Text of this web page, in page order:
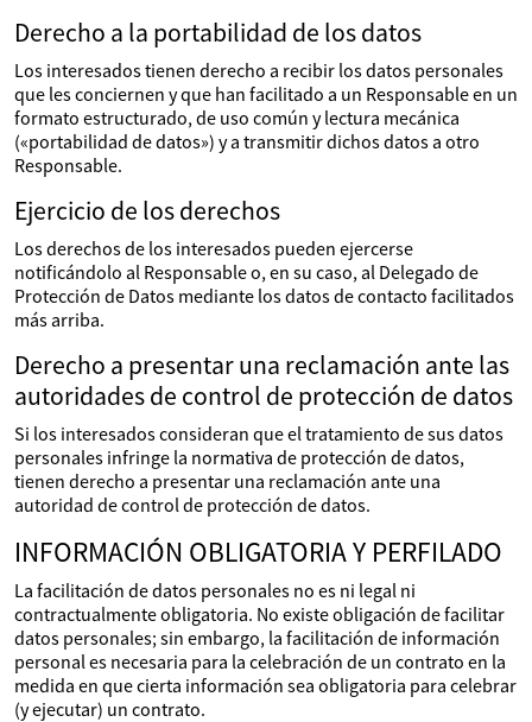
Derecho a la portabilidad de los datos
Los interesados tienen derecho a recibir los datos personales
que les conciernen y que han facilitado a un Responsable en un
formato estructurado, de uso común y lectura mecánica
(«portabilidad de datos») y a transmitir dichos datos a otro
Responsable.
Ejercicio de los derechos
Los derechos de los interesados pueden ejercerse
notificándolo al Responsable o, en su caso, al Delegado de
Protección de Datos mediante los datos de contacto facilitados
más arriba.
Derecho a presentar una reclamación ante las
autoridades de control de protección de datos
Si los interesados consideran que el tratamiento de sus datos
personales infringe la normativa de protección de datos,
tienen derecho a presentar una reclamación ante una
autoridad de control de protección de datos.
INFORMACIÓN OBLIGATORIA Y PERFILADO
La facilitación de datos personales no es ni legal ni
contractualmente obligatoria. No existe obligación de facilitar
datos personales; sin embargo, la facilitación de información
personal es necesaria para la celebración de un contrato en la
medida en que cierta información sea obligatoria para celebrar
(y ejecutar) un contrato.